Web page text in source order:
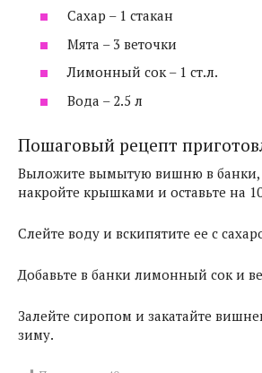
Сахар – 1 стакан
Мята – 3 веточки
Лимонный сок – 1 ст.л.
Вода – 2.5 л
Пошаговый рецепт
Выложите вымытую вишню в банки,
накройте крышками и оставьте на
Слейте воду и вскипятите ее с
Добавьте в банки лимонный сок и
Залейте сиропом и закатайте
зиму.